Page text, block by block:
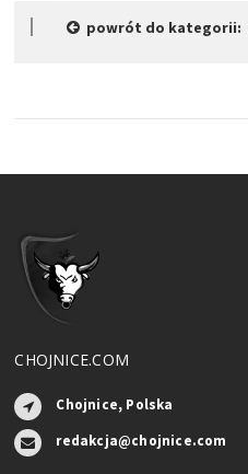
powrót do kategorii:
CHOJNICE.COM
Chojnice, Polska
redakcja@chojnice.com